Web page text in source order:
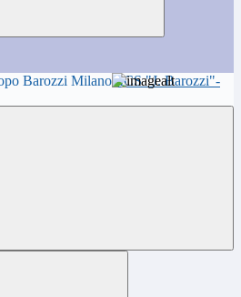
ICS "J. Barozzi"-